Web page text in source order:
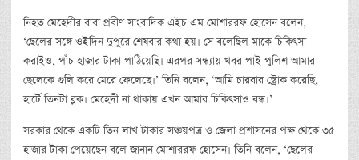
নিহত মেহেদীর বাবা প্রবীণ সাংবাদিক এইচ এম মোশাররফ হোসেন বলেন,
‘ছেলের সঙ্গে ওইদিন দুপুরে শেষবার কথা হয়। সে বলেছিল মাকে চিকিৎসা
করাইও, পাঁচ হাজার টাকা পাঠিয়েছি। এরপর সন্ধ্যায় খবর পাই পুলিশ আমার
ছেলেকে গুলি করে মেরে ফেলেছে।’ তিনি বলেন, ‘আমি চারবার স্ট্রোক করেছি,
হার্টে তিনটা ব্লক। মেহেদী না থাকায় এখন আমার চিকিৎসাও বন্ধ।’
সরকার থেকে একটি তিন লাখ টাকার সঞ্চয়পত্র ও জেলা প্রশাসনের পক্ষ থেকে ৩৫
হাজার টাকা পেয়েছেন বলে জানান মোশাররফ হোসেন। তিনি বলেন, ‘ছেলের